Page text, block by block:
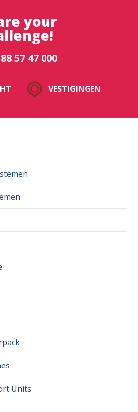
your
57 47 000
VESTIGINGEN
Units